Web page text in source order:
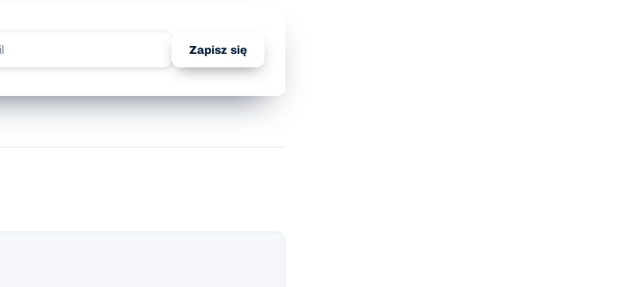
Zapisz się